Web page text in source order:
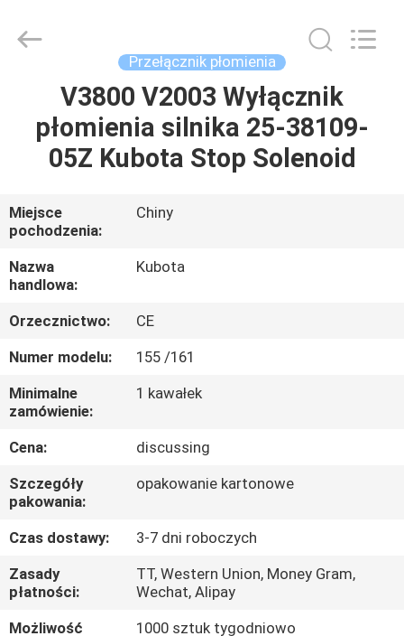
PRODUKTY
O
NAS
WYCIECZKA
PO
FABRYCE
KONTROLA
JAKOŚCI
SKONTAKTUJ
SIĘ
Z
NAMI
Management
Services
Przełącznik płomienia
V3800 V2003 Wyłącznik
płomienia silnika 25-38109-
05Z Kubota Stop Solenoid
Miejsce
pochodzenia:
Chiny
Nazwa
handlowa:
Kubota
Orzecznictwo:
CE
Numer modelu:
155 /161
Minimalne
zamówienie:
1 kawałek
Cena:
discussing
Szczegóły
pakowania:
opakowanie kartonowe
Czas dostawy:
3-7 dni roboczych
Zasady
płatności:
TT, Western Union, Money Gram,
Wechat, Alipay
Możliwość
1000 sztuk tygodniowo